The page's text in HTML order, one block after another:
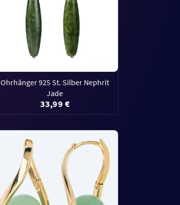
Ohrhänger 925 St. Silber Nephrit
Jade
33,99 €